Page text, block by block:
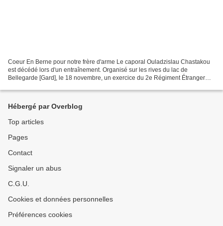
Coeur En Berne pour notre frère d'arme Le caporal Ouladzislau Chastakou
est décédé lors d'un entraînement. Organisé sur les rives du lac de
Bellegarde [Gard], le 18 novembre, un exercice du 2e Régiment Étranger
Hébergé par Overblog
Top articles
Pages
Contact
Signaler un abus
C.G.U.
Cookies et données personnelles
Préférences cookies